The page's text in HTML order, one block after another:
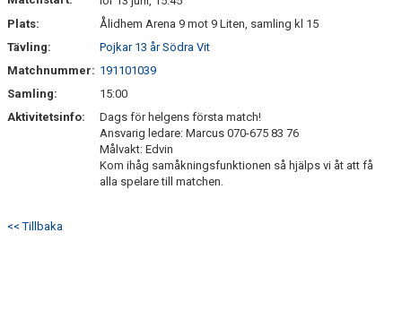
Plats:
Ålidhem Arena 9 mot 9 Liten, samling kl 15
Tävling:
Pojkar 13 år Södra Vit
Matchnummer: 191101039
Samling:
15:00
Aktivitetsinfo:
Dags för helgens första match!
Ansvarig ledare: Marcus 070-675 83 76
Målvakt: Edvin
Kom ihåg samåkningsfunktionen så hjälps vi åt att få
alla spelare till matchen.
<< Tillbaka